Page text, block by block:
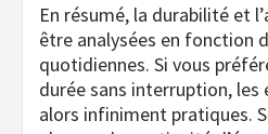
En résumé, la durabilité et
être analysées en fonction
quotidiennes. Si vous
durée sans interruption,
alors infiniment pratiques.